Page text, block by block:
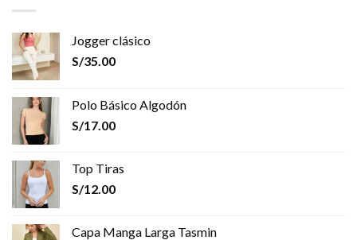
Jogger clásico
S/35.00
Polo Básico Algodón
S/17.00
Top Tiras
S/12.00
Capa Manga Larga Tasmin